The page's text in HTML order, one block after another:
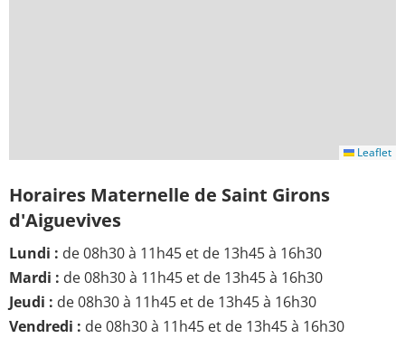
Leaflet
Horaires Maternelle de Saint Girons
d'Aiguevives
Lundi : de 08h30 à 11h45 et de 13h45 à 16h30
Mardi : de 08h30 à 11h45 et de 13h45 à 16h30
Jeudi : de 08h30 à 11h45 et de 13h45 à 16h30
Vendredi : de 08h30 à 11h45 et de 13h45 à 16h30